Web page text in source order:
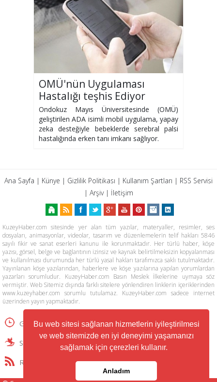
Bu web sitesi sağlanan hizmetlerin iyileştirilmesi
ve web sitemizde en iyi deneyimi yaşamanızı
sağlamak için çerezleri kullanır.
Anladım
OMÜ'nün Uygulaması
Hastalığı teşhis Ediyor
Ondokuz Mayıs Üniversitesinde (OMÜ)
geliştirilen ADA isimli mobil uygulama, yapay
zeka desteğiyle bebeklerde serebral palsi
hastalığında erken tanı imkanı sağlıyor.
Ana Sayfa | Künye | Gizlilik Politikası | Kullanım Şartları | RSS Servisi
| Arşiv| İletişim
KuzeyHaber.com sitesinde yer alan tüm yazılar, materyaller, resimler, ses
dosyaları, animasyonlar, videolar, tasarım ve düzenlemelerin telif hakları 5846
sayılı fikir ve sanat eserleri kanunu ile korunmaktadır. Her türlü haber, köşe
yazısı, görsel, belge ve bağlantının izinsiz ve kaynak belirtilmeksizin kopyalanması
ve kullanılması durumunda her türlü yasal hakları tarafımızca saklı tutulmaktadır.
Yayınlanan köşe yazılarından, haberlere ve köşe yazılarına yapılan yorumlardan
yazarları sorumludur. KuzeyHaber.com Basın Meslek İlkelerine uymaya söz
vermiştir. Web Sitemiz dışında farklı sitelere yönlendiren linklerin içeriklerinden
www.kuzeyhaber.com sorumlu tutulamaz. KuzeyHaber.com sadece internet
üzerinden yayın yapmaktadır.
Günün Haberleri
Manşet Haberler
Samsun Haber
Foto Galeri
Yazarlar
RSS Servisi
Trafik ve Yol Durumu